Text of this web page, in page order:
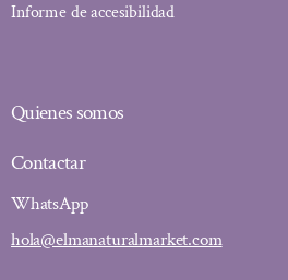
Informe de accesibilidad
Quienes somos
Contactar
WhatsApp
hola@elmanaturalmarket.com